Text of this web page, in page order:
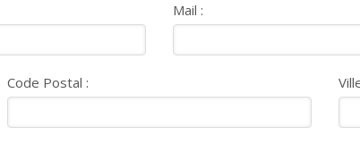
Mail :
Code Postal :